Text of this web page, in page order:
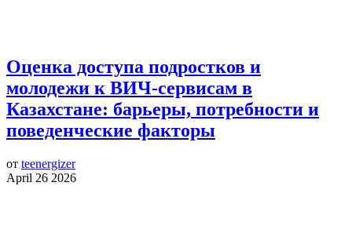
Оценка доступа подростков и
молодежи к ВИЧ-сервисам в
Казахстане: барьеры, потребности и
поведенческие факторы
от teenergizer
April 26 2026